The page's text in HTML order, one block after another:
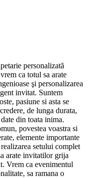
personalizată
ca totul sa arate
şi personalizarea
invitat. Suntem
pasiune si asta se
de lunga durata,
din toata inima.
povestea voastra si
elemente importante
setului complet
arate invitatilor grija
Vrem ca evenimentul
sa ramana o